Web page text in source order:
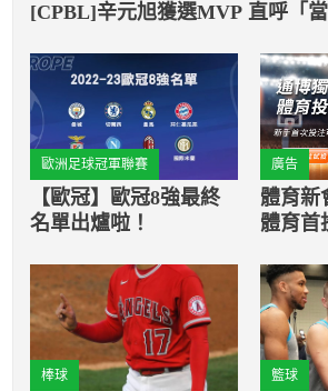
[CPBL]辛元旭獲選MVP 直呼「當
歐洲足球冠軍聯賽
【歐冠】歐冠8強最終
名單出爐啦！
廣告
體育新
體育首
棒球 籃球